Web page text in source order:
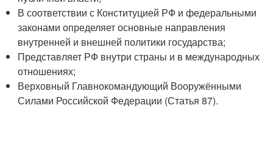
В соответствии с Конституцией РФ и федеральными
законами определяет основные направления
внутренней и внешней политики государства;
Представляет РФ внутри страны и в международных
отношениях;
Верховный Главнокомандующий Вооружёнными
Силами Российской Федерации (Статья 87).